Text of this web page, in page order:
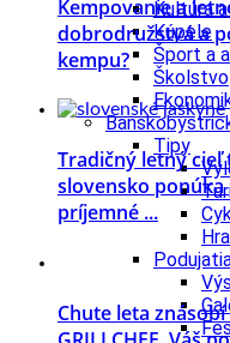
Kultúra
Kúpele
Šport a
Školstvo
Tipy
Kempovanie a
dobrodružstvá a
kempu?
Tradičný letný cieľ
slovensko
príjemné ...
Chute leta